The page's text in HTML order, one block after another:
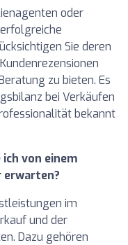
oder
Sie deren
zu bieten. Es
bei Verkäufen
bekannt
von einem
erwarten?
im
und der
Dazu gehören